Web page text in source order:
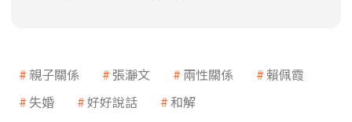
親子關係 張瀞文 兩性關係
賴佩霞
失婚
好好說話 和解